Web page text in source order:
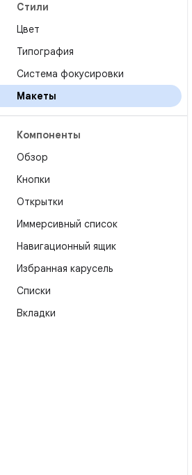
Стили
Цвет
Типография
Система фокусировки
Макеты
Компоненты
Обзор
Кнопки
Открытки
Иммерсивный список
Навигационный ящик
Избранная карусель
Списки
Вкладки